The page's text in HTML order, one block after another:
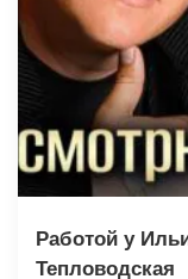
Работой у
Тепловодская